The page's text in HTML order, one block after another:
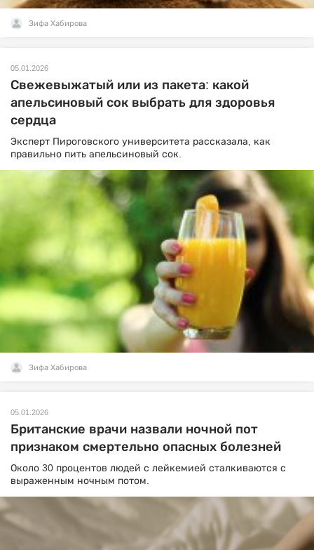
Зифа Хабирова
05.01.2026
Свежевыжатый или из пакета: какой
апельсиновый сок выбрать для здоровья
сердца
Эксперт Пироговского университета рассказала, как
правильно пить апельсиновый сок.
Зифа Хабирова
05.01.2026
Британские врачи назвали ночной пот
признаком смертельно опасных болезней
Около 30 процентов людей с лейкемией сталкиваются с
выраженным ночным потом.